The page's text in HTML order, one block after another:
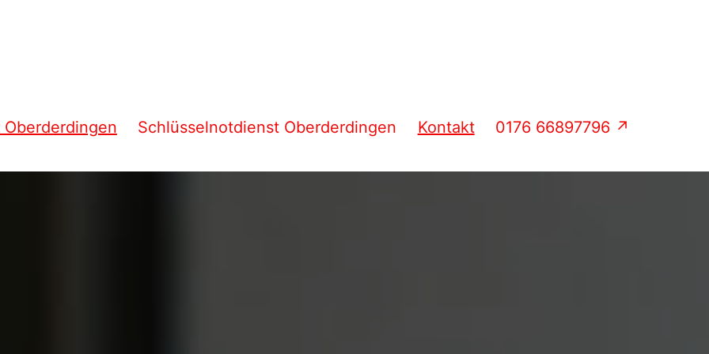
Schlüsselnotdienst Oberderdingen Kontakt 0176 66897796 ↗